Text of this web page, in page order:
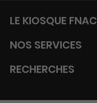
LE KIOSQUE FNAC
NOS SERVICES
RECHERCHES